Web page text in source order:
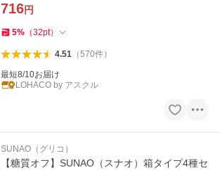
716円
5% （32pt）
4.51（570件）
最短8/10お届け
LOHACO by アスクル
SUNAO（グリコ）
【糖質オフ】SUNAO（スナオ）箱タイプ4種セ